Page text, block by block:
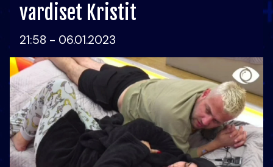
vardiset Kristit
21:58 - 06.01.2023